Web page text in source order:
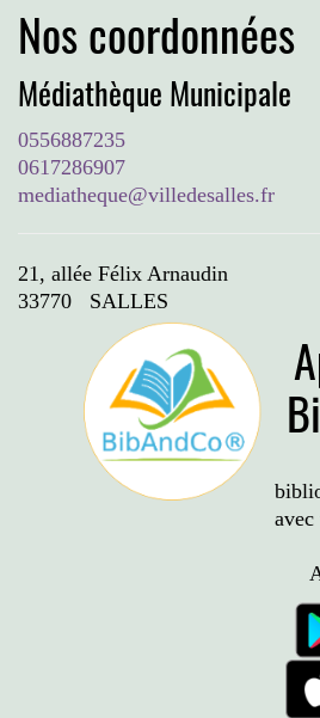
Nos coordonnées
Médiathèque Municipale
0556887235
0617286907
mediatheque@villedesalles.fr
21, allée Félix Arnaudin
33770 SALLES